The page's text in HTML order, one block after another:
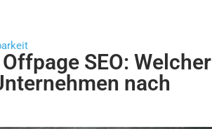
SEO: Welcher
nach